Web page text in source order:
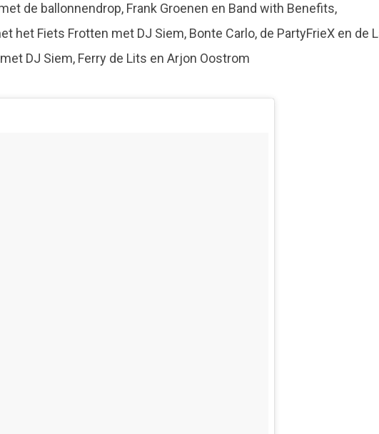
de ballonnendrop, Frank Groenen en Band with Benefits,
het Fiets Frotten met DJ Siem, Bonte Carlo, de PartyFrieX en de
met DJ Siem, Ferry de Lits en Arjon Oostrom